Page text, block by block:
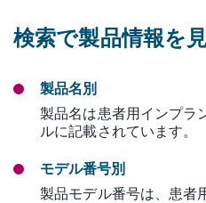
検索で製品情報を
製品名別
製品名は患者用インプラ
ルに記載されています。
モデル番号別
製品モデル番号は、患者